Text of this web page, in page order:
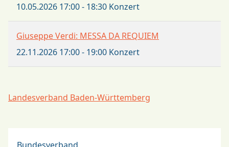
10.05.2026 17:00- 18:30 Konzert
Giuseppe Verdi: MESSA DA REQUIEM
22.11.2026 17:00- 19:00 Konzert
Landesverband Baden-Württemberg